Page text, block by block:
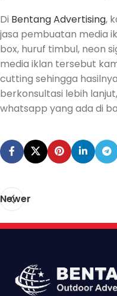
Di Bentang Advertising,
jasa pembuatan media
box, huruf timbul, neon
media iklan tersebut
cutting sehingga
berkonsultasi lebih
whatsapp yang ada di
Newer